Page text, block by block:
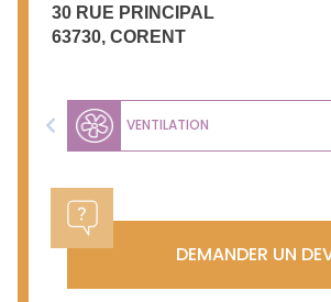
30 RUE PRINCIPAL
63730, CORENT
VENTILATION
Previous
DEMANDER UN